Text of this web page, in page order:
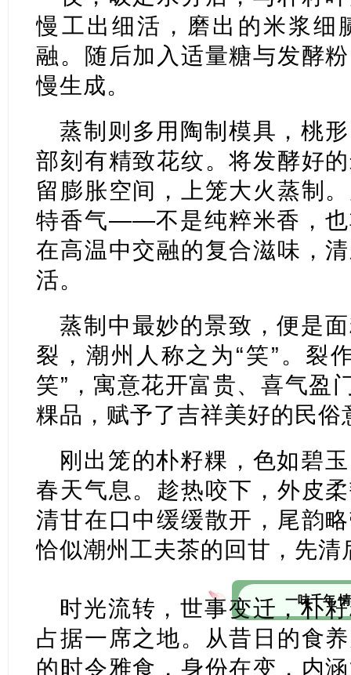
慢工出细活，磨出的米浆细
融。随后加入适量糖与发酵
慢生成。
蒸制则多用陶制模具，桃
部刻有精致花纹。将发酵好
留膨胀空间，上笼大火蒸制
特香气——不是纯粹米香，也
在高温中交融的复合滋味，
活。
蒸制中最妙的景致，便是
裂，潮州人称之为“笑”。裂
笑”，寓意花开富贵、喜气盈
粿品，赋予了吉祥美好的民俗
刚出笼的朴籽粿，色如碧
春天气息。趁热咬下，外皮
清甘在口中缓缓散开，尾韵
恰似潮州工夫茶的回甘，先清
一味千年
时光流转，世事变迁，朴
占据一席之地。从昔日的食
的时令雅食，身份在变，内